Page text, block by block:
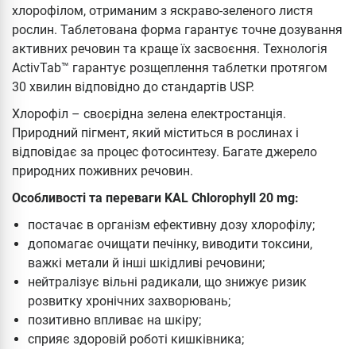
хлорофілом, отриманим з яскраво-зеленого листя
рослин. Таблетована форма гарантує точне дозування
активних речовин та краще їх засвоєння. Технологія
ActivTab™ гарантує розщеплення таблетки протягом
30 хвилин відповідно до стандартів USP.
Хлорофіл – своєрідна зелена електростанція.
Природний пігмент, який міститься в рослинах і
відповідає за процес фотосинтезу. Багате джерело
природних поживних речовин.
Особливості та переваги KAL Chlorophyll 20 mg:
постачає в організм ефективну дозу хлорофілу;
допомагає очищати печінку, виводити токсини,
важкі метали й інші шкідливі речовини;
нейтралізує вільні радикали, що знижує ризик
розвитку хронічних захворювань;
позитивно впливає на шкіру;
сприяє здоровій роботі кишківника;